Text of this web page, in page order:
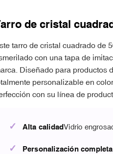
de cristal
tarro de cristal cuadrado de
con una tapa de
Diseñado para productos
personalizable en
con su línea de
✓ Alta calidadVidrio
✓ Personalización completa